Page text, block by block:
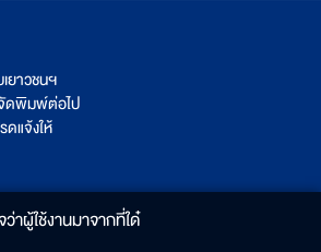
ยาวชนฯ
จัดพิมพ์ต่อไป
แจ้งให้
าผู้ใช้งานมาจากที่ใด๋